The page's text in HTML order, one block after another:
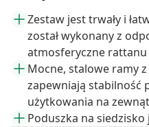
Zestaw jest trwały i
został wykonany z
atmosferyczne rattanu
Mocne, stalowe ramy
zapewniają stabilność
użytkowania na
Poduszka na